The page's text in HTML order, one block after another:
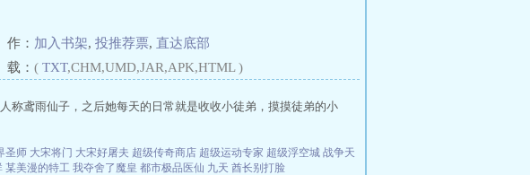
： 加入书架, 投推荐票, 直达底部
： ( TXT,CHM,UMD,JAR,APK,HTML )
称鸢雨仙子，之后她每天的日常就是收收小徒弟，摸摸徒弟的小
圣师 大宋将门 大宋好屠夫 超级传奇商店 超级运动专家 超级浮空城 战争天
某美漫的特工 我夺舍了魔皇 都市极品医仙 九天 酋长别打脸